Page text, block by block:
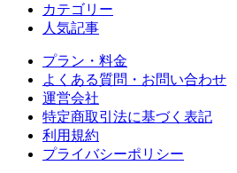
カテゴリー
人気記事
プラン・料金
よくある質問・お問い合わせ
運営会社
特定商取引法に基づく表記
利用規約
プライバシーポリシー